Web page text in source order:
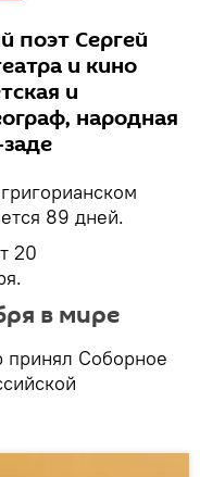
поэт Сергей
и кино
и
народная
89 дней.
20
в мире
принял Соборное